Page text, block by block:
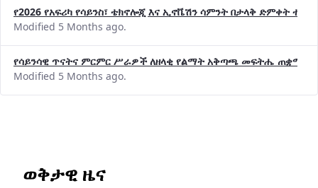
የ2026 የአፍሪካ የሳይንስ፣ ቴክኖሎጂ እና ኢኖቬሽን ሳምንት በታላቅ ድምቀት
Modified 5 Months ago.
የሳይንሳዊ ጥናትና ምርምር ሥራዎች ለዘላቂ የልማት አቅጣጫ መፍትሔ ጠቋሚ
Modified 5 Months ago.
ወቅታዊ ዜና